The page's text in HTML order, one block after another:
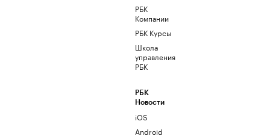
РБК
Компании
РБК Курсы
Школа
управления
РБК
РБК
Новости
iOS
Android